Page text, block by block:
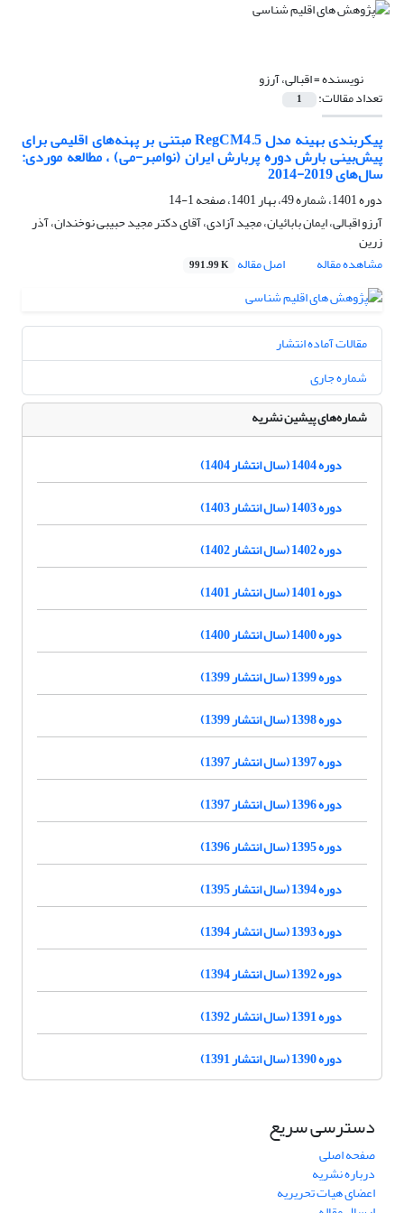
نویسنده =اقبالی، آرزو
تعداد مقالات: 1
پیکربندی بهینه مدل RegCM4.5 مبتنی بر پهنه‌های اقلیمی برای
پیش‌بینی بارش دوره پربارش ایران (نوامبر-می) ، مطالعه موردی:
سال‌های 2019-2014
دوره 1401، شماره 49، بهار 1401، صفحه
1-14
آرزو اقبالی، ایمان بابائیان، مجید آزادی، آقای دکتر مجید حبیبی نوخندان، آذر
زرین
مشاهده مقاله
اصل مقاله 991.99 K
مقالات آماده انتشار
شماره جاری
شماره‌های پیشین نشریه
دوره 1404 (سال انتشار 1404)
دوره 1403 (سال انتشار 1403)
دوره 1402 (سال انتشار 1402)
دوره 1401 (سال انتشار 1401)
دوره 1400 (سال انتشار 1400)
دوره 1399 (سال انتشار 1399)
دوره 1398 (سال انتشار 1399)
دوره 1397 (سال انتشار 1397)
دوره 1396 (سال انتشار 1397)
دوره 1395 (سال انتشار 1396)
دوره 1394 (سال انتشار 1395)
دوره 1393 (سال انتشار 1394)
دوره 1392 (سال انتشار 1394)
دوره 1391 (سال انتشار 1392)
دوره 1390 (سال انتشار 1391)
دسترسی سریع
صفحه اصلی
درباره نشریه
اعضای هیات تحریریه